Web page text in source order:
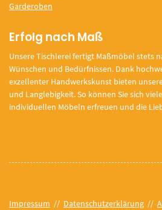
Garderoben
Erfolg nach Maß
Unsere Tischlerei fertigt Maßmöbel stets
Wünschen und Bedürfnissen. Dank
exzellenter Handwerkskunst bieten
und Langlebigkeit. So können Sie sich
individuellen Möbeln erfreuen und die
Impressum // Datenschutzerklärung //